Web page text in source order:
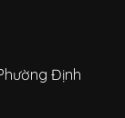
Định